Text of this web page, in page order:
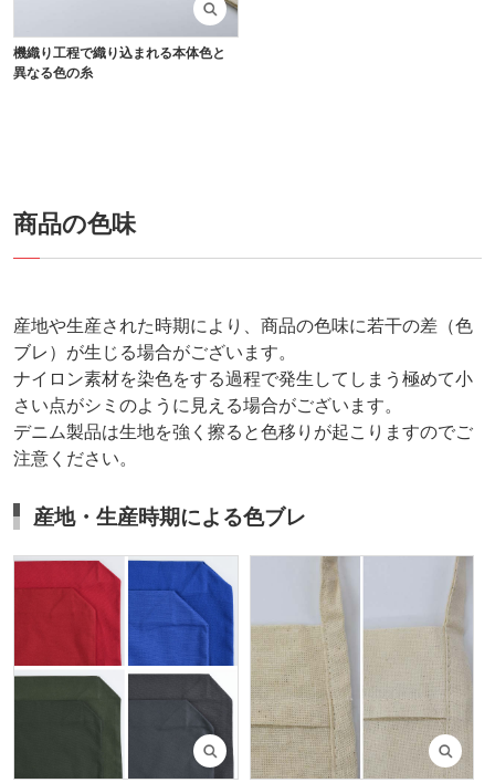
機織り工程で織り込まれる本体色と
異なる色の糸
商品の色味
産地や生産された時期により、商品の色味に若干の差（色
ブレ）が生じる場合がございます。
ナイロン素材を染色をする過程で発生してしまう極めて小
さい点がシミのように見える場合がございます。
デニム製品は生地を強く擦ると色移りが起こりますのでご
注意ください。
産地・生産時期による色ブレ